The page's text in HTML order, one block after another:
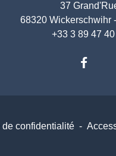
37
68320 Wickerschwihr
+33 3 89 47
de confidentialité -